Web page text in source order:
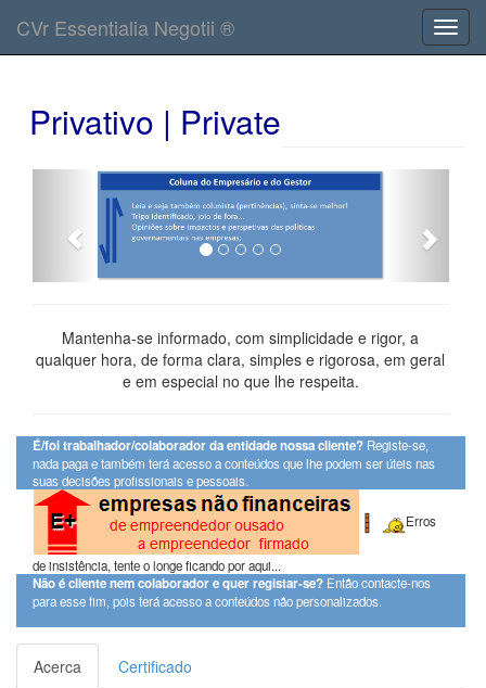
CVr Essentialia Negotii ®
Privativo | Private
Previous
Mantenha-se informado, com simplicidade e rigor, a
qualquer hora, de forma clara, simples e rigorosa, em geral
e em especial no que lhe respeita.
É/foi trabalhador/colaborador da entidade nossa cliente? Registe-se,
nada paga e também terá acesso a conteúdos que lhe podem ser úteis nas
suas decisões profissionais e pessoais.
Erros
de insistência, tente o longe ficando por aqui...
Não é cliente nem colaborador e quer registar-se? Então contacte-nos
para esse fim, pois terá acesso a conteúdos não personalizados.
Acerca
Certificado